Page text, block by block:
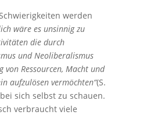
werden
wäre es unsinnig zu
die durch
und Neoliberalismus
von Ressourcen, Macht und
aufzulösen vermöchten“(S.
sich selbst zu schauen.
verbraucht viele